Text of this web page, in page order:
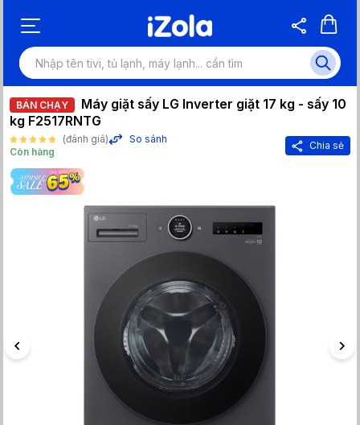
BÁN CHẠY
Máy giặt sấy LG Inverter giặt 17 kg - sấy 10
kg F2517RNTG
(đánh giá)
So sánh
Còn hàng
Chia sẻ